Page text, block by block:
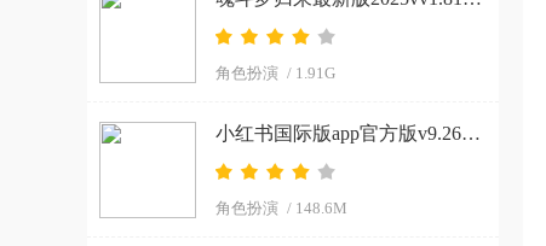
角色扮演 / 1.91G
小红书国际版app官方版v9.26.0 官方正版
角色扮演 / 148.6M